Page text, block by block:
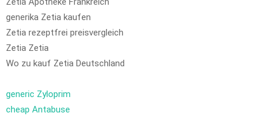
generika Zetia kaufen
Zetia rezeptfrei preisvergleich
Zetia Zetia
Wo zu kauf Zetia Deutschland
generic Zyloprim
cheap Antabuse